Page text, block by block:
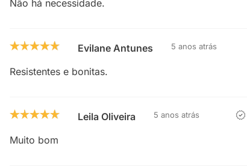
Não há necessidade.
Evilane Antunes 5 anos atrás
Resistentes e bonitas.
Leila Oliveira 5 anos atrás
Muito bom